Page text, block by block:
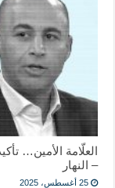
العلّامة الأمين…
– النهار
25 أغسطس، 2025